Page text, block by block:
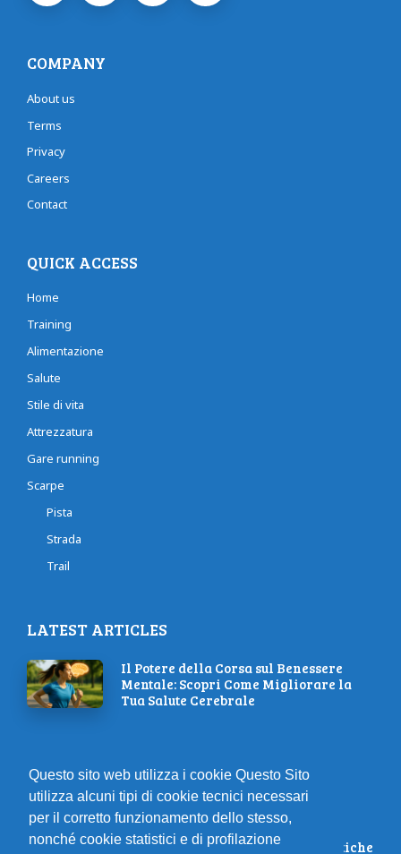
COMPANY
About us
Terms
Privacy
Careers
Contact
QUICK ACCESS
Home
Training
Alimentazione
Salute
Stile di vita
Attrezzatura
Gare running
Scarpe
Pista
Strada
Trail
LATEST ARTICLES
Il Potere della Corsa sul Benessere
Mentale: Scopri Come Migliorare la
Tua Salute Cerebrale
stagione perfetta per i runner
Ispirati: Le 10 Migliori Gare Podistiche
Questo sito web utilizza i cookie Questo Sito
utilizza alcuni tipi di cookie tecnici necessari
per il corretto funzionamento dello stesso,
nonché cookie statistici e di profilazione